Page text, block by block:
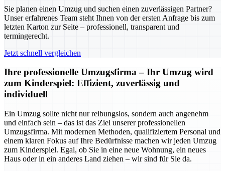
Sie planen einen Umzug und suchen einen zuverlässigen Partner?
Unser erfahrenes Team steht Ihnen von der ersten Anfrage bis zum
letzten Karton zur Seite – professionell, transparent und
termingerecht.
Jetzt schnell vergleichen
Ihre professionelle Umzugsfirma – Ihr Umzug wird
zum Kinderspiel: Effizient, zuverlässig und
individuell
Ein Umzug sollte nicht nur reibungslos, sondern auch angenehm
und einfach sein – das ist das Ziel unserer professionellen
Umzugsfirma. Mit modernen Methoden, qualifiziertem Personal und
einem klaren Fokus auf Ihre Bedürfnisse machen wir jeden Umzug
zum Kinderspiel. Egal, ob Sie in eine neue Wohnung, ein neues
Haus oder in ein anderes Land ziehen – wir sind für Sie da.